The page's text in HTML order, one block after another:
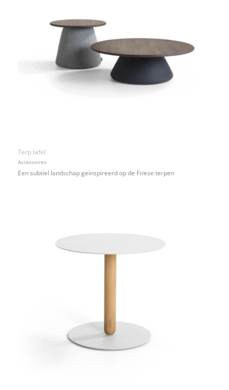
Terp tafel
Accessoires
Een subtiel landschap geïnspireerd op de Friese terpen